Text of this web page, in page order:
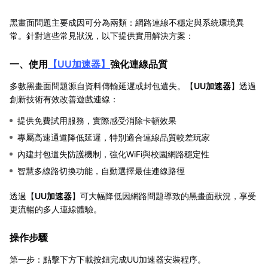
黑畫面問題主要成因可分為兩類：網路連線不穩定與系統環境異
常。針對這些常見狀況，以下提供實用解決方案：
一、使用 【UU加速器】 強化連線品質
多數黑畫面問題源自資料傳輸延遲或封包遺失。【UU加速器】透過
創新技術有效改善遊戲連線：
提供免費試用服務，實際感受消除卡頓效果
專屬高速通道降低延遲，特別適合連線品質較差玩家
內建封包遺失防護機制，強化WiFi與校園網路穩定性
智慧多線路切換功能，自動選擇最佳連線路徑
透過【UU加速器】可大幅降低因網路問題導致的黑畫面狀況，享受
更流暢的多人連線體驗。
操作步驟
第一步：點擊下方下載按鈕完成UU加速器安裝程序。